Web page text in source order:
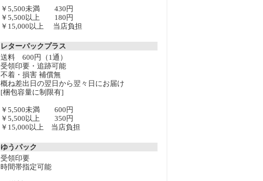
￥5,500未満 430円
￥5,500以上 180円
￥15,000以上 当店負担
レターパックプラス
送料 600円（1通）
受領印要・追跡可能
不着・損害 補償無
概ね差出日の翌日から翌々日にお届け
[梱包容量に制限有]
￥5,500未満 600円
￥5,500以上 350円
￥15,000以上 当店負担
ゆうパック
受領印要
時間帯指定可能